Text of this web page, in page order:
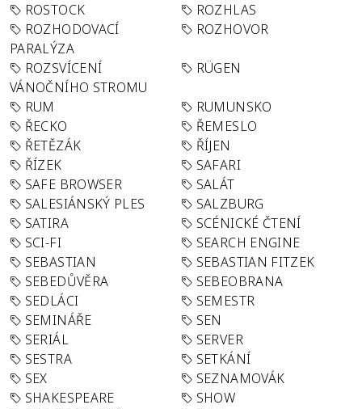
ROSTOCK
ROZHLAS
ROZHODOVACÍ
PARALÝZA
ROZHOVOR
ROZSVÍCENÍ
VÁNOČNÍHO STROMU
RÜGEN
RUM
RUMUNSKO
ŘECKO
ŘEMESLO
ŘETĚZÁK
ŘÍJEN
ŘÍZEK
SAFARI
SAFE BROWSER
SALÁT
SALESIÁNSKÝ PLES
SALZBURG
SATIRA
SCÉNICKÉ ČTENÍ
SCI-FI
SEARCH ENGINE
SEBASTIAN
SEBASTIAN FITZEK
SEBEDŮVĚRA
SEBEOBRANA
SEDLÁCI
SEMESTR
SEMINÁŘE
SEN
SERIÁL
SERVER
SESTRA
SETKÁNÍ
SEX
SEZNAMOVÁK
SHAKESPEARE
SHOW